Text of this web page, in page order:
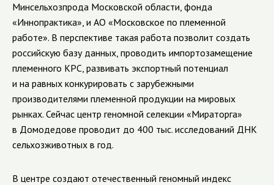
Минсельхозпрода Московской области, фонда
«Иннопрактика», и АО «Московское по племенной
работе». В перспективе такая работа позволит создать
российскую базу данных, проводить импортозамещение
племенного КРС, развивать экспортный потенциал
и на равных конкурировать с зарубежными
производителями племенной продукции на мировых
рынках. Сейчас центр геномной селекции «Мираторга»
в Домодедове проводит до 400 тыс. исследований ДНК
сельхозживотных в год.
В центре создают отечественный геномный индекс